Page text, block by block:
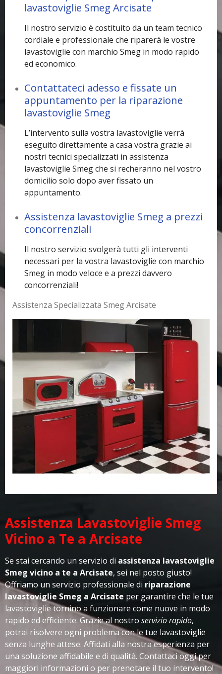
lavastoviglie Smeg Arcisate
Il nostro servizio è costituito da un team tecnico
cordiale e professionale che riparerà le vostre
lavastoviglie con marchio Smeg in modo rapido
ed economico.
Contattateci adesso e fissate un
appuntamento per la riparazione
lavastoviglie Smeg
L’intervento sulla vostra lavastoviglie verrà
eseguito direttamente a casa vostra grazie ai
nostri tecnici specializzati in assistenza
lavastoviglie Smeg che si recheranno nel vostro
domicilio solo dopo aver fissato un
appuntamento.
Assistenza lavastoviglie Smeg a prezzi
concorrenziali
Il nostro servizio svolgerà tutti gli interventi
necessari per la vostra lavastoviglie con marchio
Smeg in modo veloce e a prezzi davvero
concorrenziali!
Assistenza Specializzata Smeg Arcisate
Assistenza Lavastoviglie Smeg
Vicino a Te a Arcisate
Se stai cercando un servizio di assistenza lavastoviglie
Smeg vicino a te a Arcisate, sei nel posto giusto!
Offriamo un servizio professionale di riparazione
lavastoviglie Smeg a Arcisate per garantire che le tue
lavastoviglie tornino a funzionare come nuove in modo
rapido ed efficiente. Grazie al nostro servizio rapido,
potrai risolvere ogni problema con le tue lavastoviglie
senza lunghe attese. Affidati alla nostra esperienza per
una soluzione affidabile e di qualità. Contattaci oggi per
maggiori informazioni o per prenotare il tuo intervento!